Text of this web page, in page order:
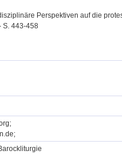
Perspektiven auf die
S. 443-458